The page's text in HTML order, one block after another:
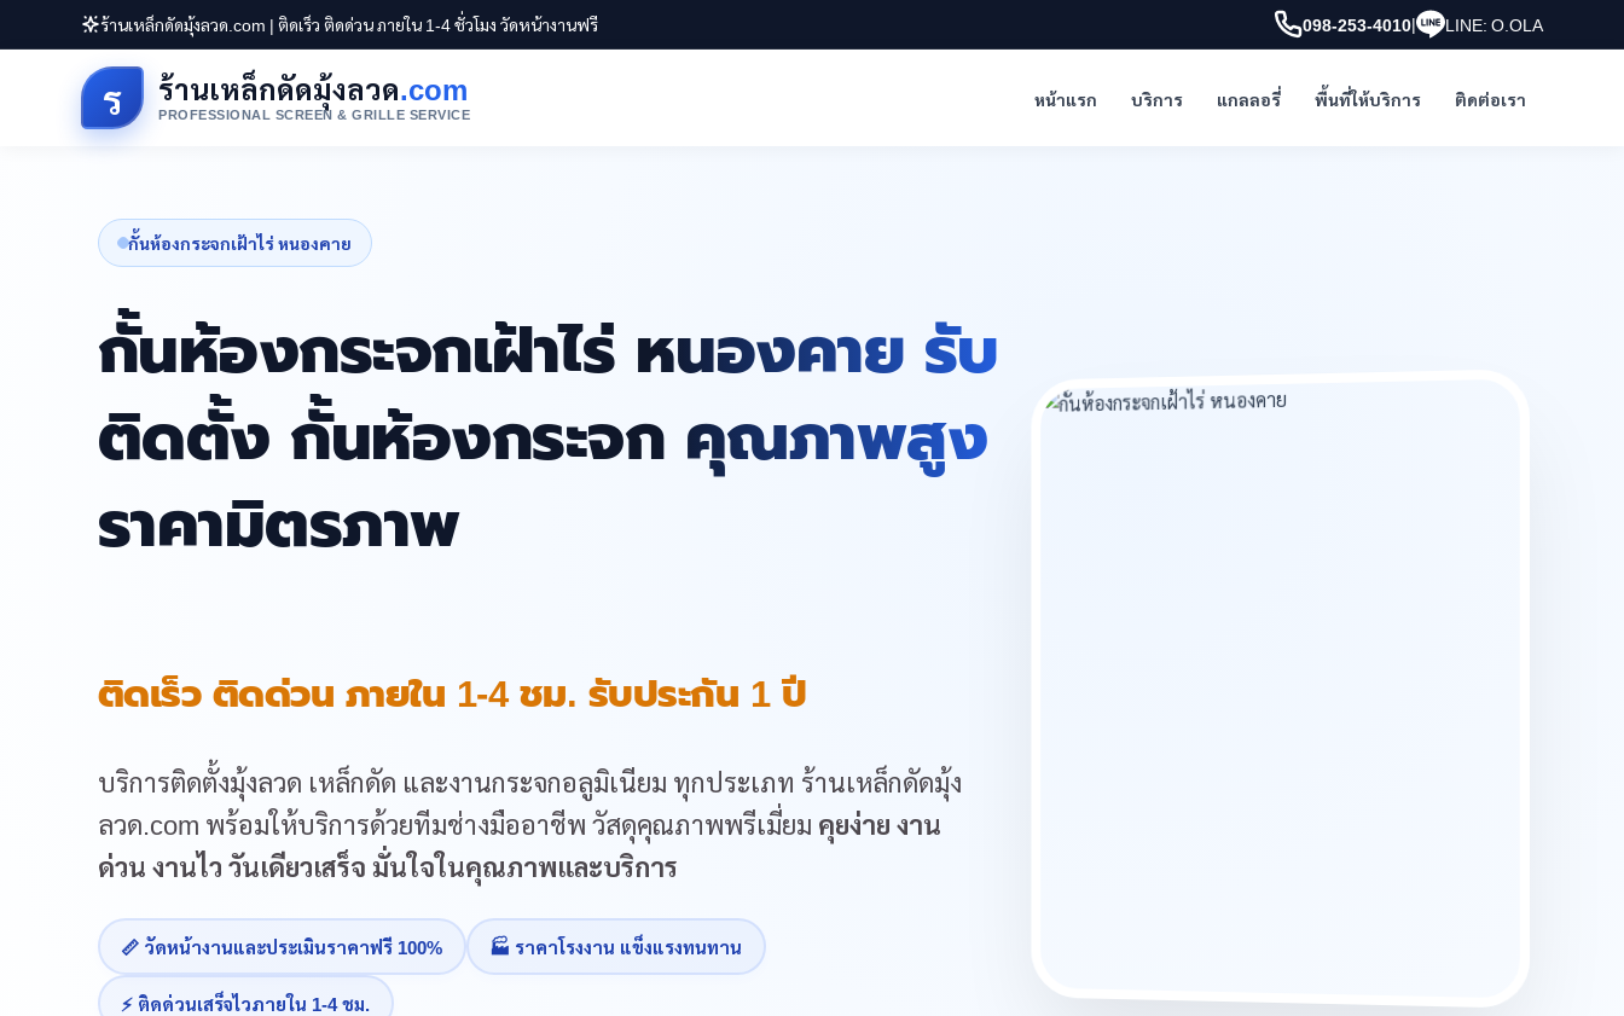
ร้านเหล็กดัดมุ้งลวด.com | ติดเร็ว ติดด่วน ภายใน 1-4 ชั่วโมง วัดหน้างานฟรี 098-253-4010| LINE: O.OLA
ร ร้านเหล็กดัดมุ้งลวด.com
PROFESSIONAL SCREEN & GRILLE SERVICE
หน้าแรก บริการ แกลลอรี่ พื้นที่ให้บริการ ติดต่อเรา
กั้นห้องกระจกเฝ้าไร่ หนองคาย
กั้นห้องกระจกเฝ้าไร่ หนองคาย รับ
ติดตั้ง กั้นห้องกระจก คุณภาพสูง
ราคามิตรภาพ
ติดเร็ว ติดด่วน ภายใน 1-4 ชม. รับประกัน 1 ปี
บริการติดตั้งมุ้งลวด เหล็กดัด และงานกระจกอลูมิเนียม ทุกประเภท ร้านเหล็กดัดมุ้ง
ลวด.com พร้อมให้บริการด้วยทีมช่างมืออาชีพ วัสดุคุณภาพพรีเมี่ยม คุยง่าย งาน
ด่วน งานไว วันเดียวเสร็จ มั่นใจในคุณภาพและบริการ
📏 วัดหน้างานและประเมินราคาฟรี 100% 🏭 ราคาโรงงาน แข็งแรงทนทาน
⚡ ติดด่วนเสร็จไวภายใน 1-4 ชม.